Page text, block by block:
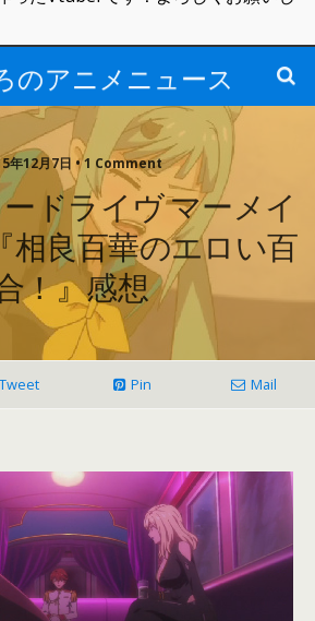
のアニメニュース
年12月7日 • 1 Comment
ドライヴ マーメイ
良百華のエロい百
！』感想
Tweet Pin Mail